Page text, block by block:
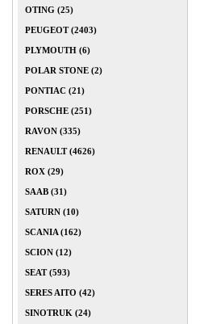
OTING (25)
PEUGEOT (2403)
PLYMOUTH (6)
POLAR STONE (2)
PONTIAC (21)
PORSCHE (251)
RAVON (335)
RENAULT (4626)
ROX (29)
SAAB (31)
SATURN (10)
SCANIA (162)
SCION (12)
SEAT (593)
SERES AITO (42)
SINOTRUK (24)